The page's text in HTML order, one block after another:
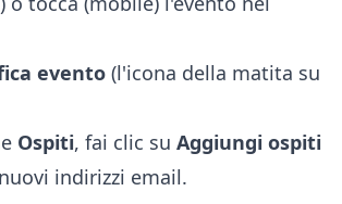
evento (l'icona della matita su
Ospiti, fai clic su Aggiungi ospiti
indirizzi email.